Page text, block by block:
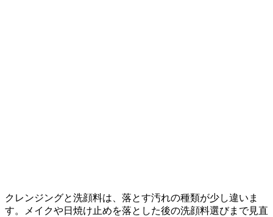
クレンジングと洗顔料は、落とす汚れの種類が少し違いま
す。メイクや日焼け止めを落とした後の洗顔料選びまで見直